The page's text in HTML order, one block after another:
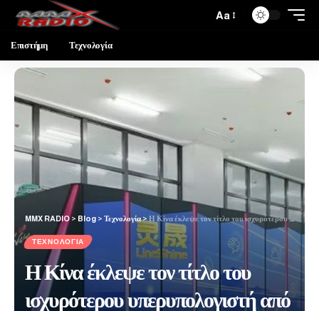
Aa
Επιστήμη Τεχνολογία
MMX RADIO> Blog > Τεχνολογία>Η Κίνα έκλεψε τον τίτλο του ισχυρότερου υπερυπολογιστή από τις ΗΠΑ με τον LineShine
ΤΕΧΝΟΛΟΓΊΑ
Η Κίνα έκλεψε τον τίτλο του
ισχυρότερου υπερυπολογιστή από